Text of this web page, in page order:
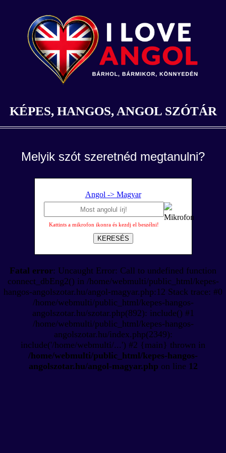
KÉPES, HANGOS, ANGOL SZÓTÁR
Melyik szót szeretnéd megtanulni?
Angol -> Magyar
Kattints a mikrofon ikonra és kezdj el beszélni!
KERESÉS
Fatal error: Uncaught Error: Call to undefined function
connect_dbEng2() in /home/webmulti/public_html/kepes-
hangos-angolszotar.hu/angol-magyar.php:12 Stack trace: #0
/home/webmulti/public_html/kepes-hangos-
angolszotar.hu/szotar.php(892): include() #1
/home/webmulti/public_html/kepes-hangos-
angolszotar.hu/index.php(2349):
include('/home/webmulti/...') #2 {main} thrown in
/home/webmulti/public_html/kepes-hangos-
angolszotar.hu/angol-magyar.php on line 12